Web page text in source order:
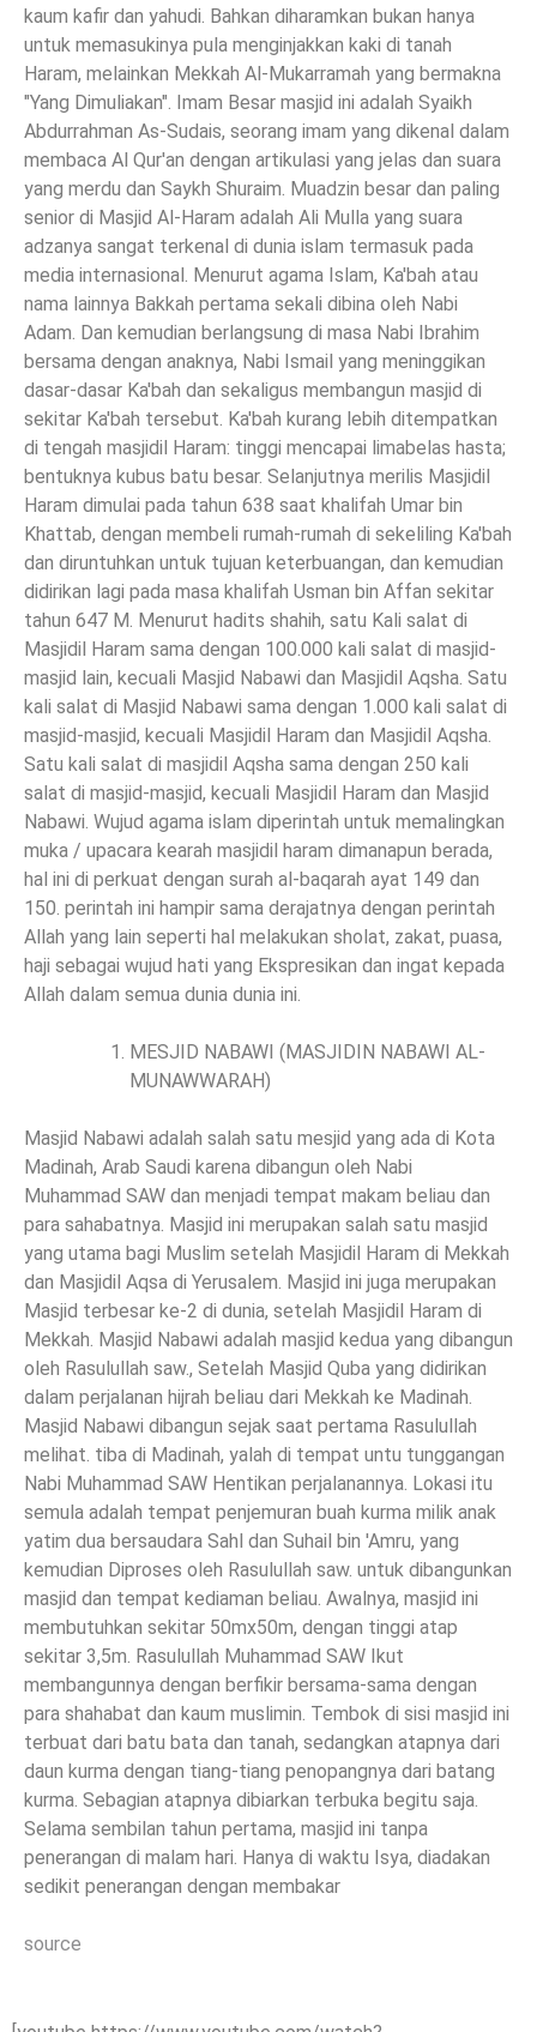
kaum kafir dan yahudi. Bahkan diharamkan bukan hanya
untuk memasukinya pula menginjakkan kaki di tanah
Haram, melainkan Mekkah Al-Mukarramah yang bermakna
"Yang Dimuliakan". Imam Besar masjid ini adalah Syaikh
Abdurrahman As-Sudais, seorang imam yang dikenal dalam
membaca Al Qur'an dengan artikulasi yang jelas dan suara
yang merdu dan Saykh Shuraim. Muadzin besar dan paling
senior di Masjid Al-Haram adalah Ali Mulla yang suara
adzanya sangat terkenal di dunia islam termasuk pada
media internasional. Menurut agama Islam, Ka'bah atau
nama lainnya Bakkah pertama sekali dibina oleh Nabi
Adam. Dan kemudian berlangsung di masa Nabi Ibrahim
bersama dengan anaknya, Nabi Ismail yang meninggikan
dasar-dasar Ka'bah dan sekaligus membangun masjid di
sekitar Ka'bah tersebut. Ka'bah kurang lebih ditempatkan
di tengah masjidil Haram: tinggi mencapai limabelas hasta;
bentuknya kubus batu besar. Selanjutnya merilis Masjidil
Haram dimulai pada tahun 638 saat khalifah Umar bin
Khattab, dengan membeli rumah-rumah di sekeliling Ka'bah
dan diruntuhkan untuk tujuan keterbuangan, dan kemudian
didirikan lagi pada masa khalifah Usman bin Affan sekitar
tahun 647 M. Menurut hadits shahih, satu Kali salat di
Masjidil Haram sama dengan 100.000 kali salat di masjid-
masjid lain, kecuali Masjid Nabawi dan Masjidil Aqsha. Satu
kali salat di Masjid Nabawi sama dengan 1.000 kali salat di
masjid-masjid, kecuali Masjidil Haram dan Masjidil Aqsha.
Satu kali salat di masjidil Aqsha sama dengan 250 kali
salat di masjid-masjid, kecuali Masjidil Haram dan Masjid
Nabawi. Wujud agama islam diperintah untuk memalingkan
muka / upacara kearah masjidil haram dimanapun berada,
hal ini di perkuat dengan surah al-baqarah ayat 149 dan
150. perintah ini hampir sama derajatnya dengan perintah
Allah yang lain seperti hal melakukan sholat, zakat, puasa,
haji sebagai wujud hati yang Ekspresikan dan ingat kepada
Allah dalam semua dunia dunia ini.
MESJID NABAWI (MASJIDIN NABAWI AL-
MUNAWWARAH)
Masjid Nabawi adalah salah satu mesjid yang ada di Kota
Madinah, Arab Saudi karena dibangun oleh Nabi
Muhammad SAW dan menjadi tempat makam beliau dan
para sahabatnya. Masjid ini merupakan salah satu masjid
yang utama bagi Muslim setelah Masjidil Haram di Mekkah
dan Masjidil Aqsa di Yerusalem. Masjid ini juga merupakan
Masjid terbesar ke-2 di dunia, setelah Masjidil Haram di
Mekkah. Masjid Nabawi adalah masjid kedua yang dibangun
oleh Rasulullah saw., Setelah Masjid Quba yang didirikan
dalam perjalanan hijrah beliau dari Mekkah ke Madinah.
Masjid Nabawi dibangun sejak saat pertama Rasulullah
melihat. tiba di Madinah, yalah di tempat untu tunggangan
Nabi Muhammad SAW Hentikan perjalanannya. Lokasi itu
semula adalah tempat penjemuran buah kurma milik anak
yatim dua bersaudara Sahl dan Suhail bin 'Amru, yang
kemudian Diproses oleh Rasulullah saw. untuk dibangunkan
masjid dan tempat kediaman beliau. Awalnya, masjid ini
membutuhkan sekitar 50mx50m, dengan tinggi atap
sekitar 3,5m. Rasulullah Muhammad SAW Ikut
membangunnya dengan berfikir bersama-sama dengan
para shahabat dan kaum muslimin. Tembok di sisi masjid ini
terbuat dari batu bata dan tanah, sedangkan atapnya dari
daun kurma dengan tiang-tiang penopangnya dari batang
kurma. Sebagian atapnya dibiarkan terbuka begitu saja.
Selama sembilan tahun pertama, masjid ini tanpa
penerangan di malam hari. Hanya di waktu Isya, diadakan
sedikit penerangan dengan membakar
source